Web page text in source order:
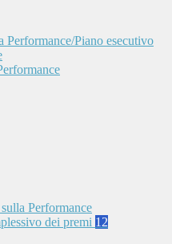
Performance/Piano esecutivo
Performance
dei premi 12